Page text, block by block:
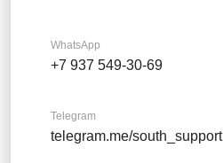
WhatsApp
+7 937 549-30-69
Telegram
telegram.me/south_support